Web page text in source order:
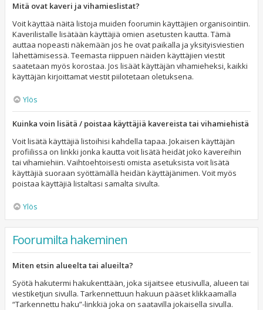
Mitä ovat kaveri ja vihamieslistat?
Voit käyttää näitä listoja muiden foorumin käyttäjien organisointiin.
Kaverilistalle lisätään käyttäjiä omien asetusten kautta. Tämä
auttaa nopeasti näkemään jos he ovat paikalla ja yksityisviestien
lähettämisessä. Teemasta riippuen näiden käyttäjien viestit
saatetaan myös korostaa. Jos lisäät käyttäjän vihamieheksi, kaikki
käyttäjän kirjoittamat viestit piilotetaan oletuksena.
Ylös
Kuinka voin lisätä / poistaa käyttäjiä kavereista tai vihamiehistä
Voit lisätä käyttäjiä listoihisi kahdella tapaa. Jokaisen käyttäjän
profiilissa on linkki jonka kautta voit lisätä heidät joko kavereihin
tai vihamiehiin. Vaihtoehtoisesti omista asetuksista voit lisätä
käyttäjiä suoraan syöttämällä heidän käyttäjänimen. Voit myös
poistaa käyttäjiä listaltasi samalta sivulta.
Ylös
Foorumilta hakeminen
Miten etsin alueelta tai alueilta?
Syötä hakutermi hakukenttään, joka sijaitsee etusivulla, alueen tai
viestiketjun sivulla. Tarkennettuun hakuun pääset klikkaamalla
“Tarkennettu haku”-linkkiä joka on saatavilla jokaisella sivulla.